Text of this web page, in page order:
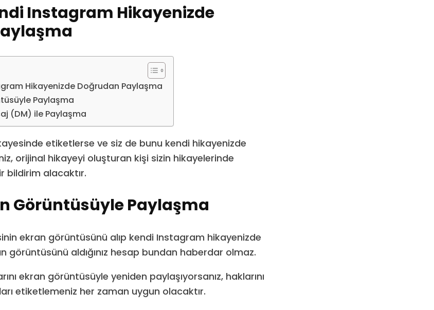
Instagram Hikayenizde
Hikayenizde Doğrudan Paylaşma
Paylaşma
(DM) ile Paylaşma
etiketlerse ve siz de bunu kendi hikayenizde
orijinal hikayeyi oluşturan kişi sizin hikayelerinde
bildirim alacaktır.
Görüntüsüyle Paylaşma
ekran görüntüsünü alıp kendi Instagram hikayenizde
görüntüsünü aldığınız hesap bundan haberdar olmaz.
ekran görüntüsüyle yeniden paylaşıyorsanız, haklarını
etiketlemeniz her zaman uygun olacaktır.